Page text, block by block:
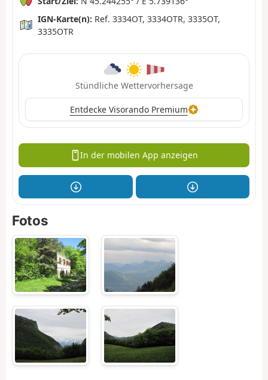
IGN-Karte(n): Ref. 3334OT, 3334OTR, 3335OT,
3335OTR
Stündliche Wettervorhersage
Entdecke Visorando Premium
In der mobilen App anzeigen
Fotos